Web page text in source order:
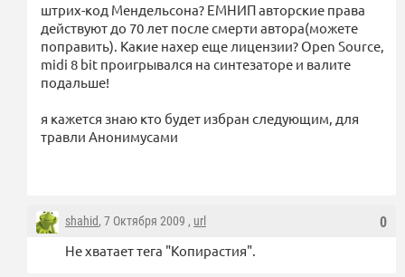
штрих-код Мендельсона? ЕМНИП авторские права
действуют до 70 лет после смерти автора(можете
поправить). Какие нахер еще лицензии? Open Source,
midi 8 bit проигрывался на синтезаторе и валите
подальше!
я кажется знаю кто будет избран следующим, для
травли Анонимусами
0
shahid, 7 Октября 2009 , url
Не хватает тега "Копирастия".